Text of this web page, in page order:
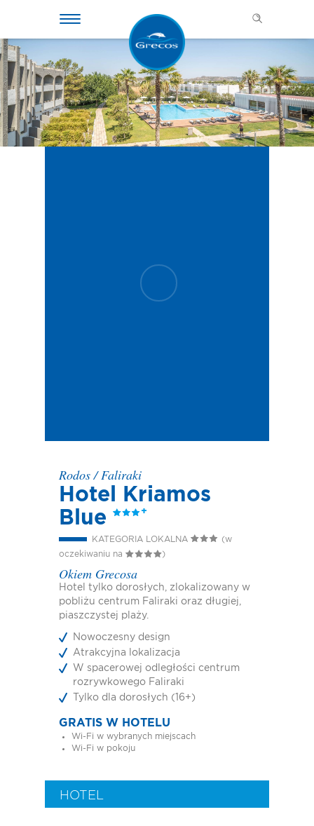
Rodos/Faliraki
Hotel Kriamos
Blue
KATEGORIA LOKALNA
(w
oczekiwaniu na
)
Okiem Grecosa
Hotel tylko dorosłych, zlokalizowany w
pobliżu centrum Faliraki oraz długiej,
piaszczystej plaży.
Nowoczesny design
Atrakcyjna lokalizacja
W spacerowej odległości centrum
rozrywkowego Faliraki
Tylko dla dorosłych (16+)
GRATIS W HOTELU
Wi-Fi w wybranych miejscach
Wi-Fi w pokoju
HOTEL